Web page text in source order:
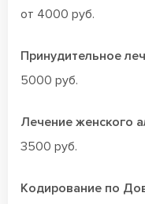
от 4000 руб.
Принудительное
5000 руб.
Лечение женского
3500 руб.
Кодирование по